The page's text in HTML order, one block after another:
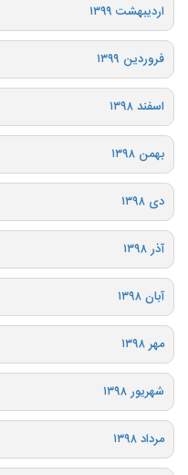
اردیبهشت ۱۳۹۹
فروردین ۱۳۹۹
اسفند ۱۳۹۸
بهمن ۱۳۹۸
دی ۱۳۹۸
آذر ۱۳۹۸
آبان ۱۳۹۸
مهر ۱۳۹۸
شهریور ۱۳۹۸
مرداد ۱۳۹۸